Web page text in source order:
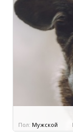
Пол: Мужской